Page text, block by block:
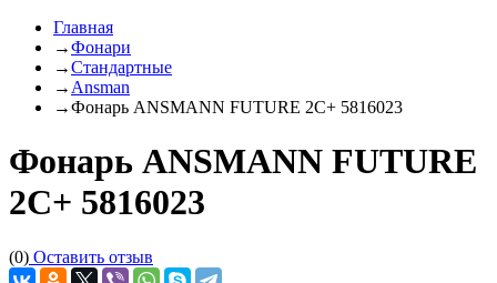
Главная
→Фонари
→Стандартные
→ Ansman
→Фонарь ANSMANN FUTURE 2С+ 5816023
Фонарь ANSMANN FUTURE
2С+ 5816023
(0) Оставить отзыв